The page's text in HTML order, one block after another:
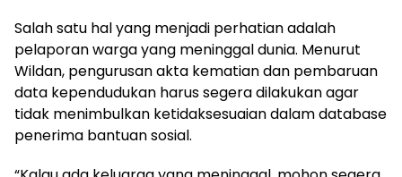
Salah satu hal yang menjadi perhatian adalah
pelaporan warga yang meninggal dunia. Menurut
Wildan, pengurusan akta kematian dan pembaruan
data kependudukan harus segera dilakukan agar
tidak menimbulkan ketidaksesuaian dalam database
penerima bantuan sosial.